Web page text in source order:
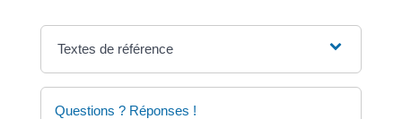
Textes de référence
Questions ? Réponses !